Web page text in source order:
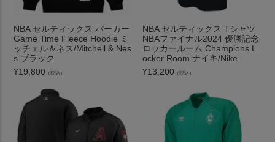
NBA セルティックス パーカー
Game Time Fleece Hoodie ミ
ッチェル＆ネス/Mitchell & Nes
s ブラック
¥19,800 （税込）
NBA セルティックス Tシャツ
NBAファイナル2024 優勝記念
ロッカールーム Champions L
ocker Room ナイキ/Nike
¥13,200 （税込）